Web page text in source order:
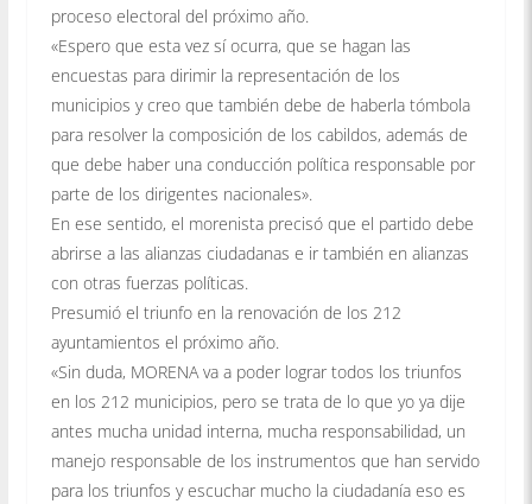
proceso electoral del próximo año.
«Espero que esta vez sí ocurra, que se hagan las
encuestas para dirimir la representación de los
municipios y creo que también debe de haberla tómbola
para resolver la composición de los cabildos, además de
que debe haber una conducción política responsable por
parte de los dirigentes nacionales».
En ese sentido, el morenista precisó que el partido debe
abrirse a las alianzas ciudadanas e ir también en alianzas
con otras fuerzas políticas.
Presumió el triunfo en la renovación de los 212
ayuntamientos el próximo año.
«Sin duda, MORENA va a poder lograr todos los triunfos
en los 212 municipios, pero se trata de lo que yo ya dije
antes mucha unidad interna, mucha responsabilidad, un
manejo responsable de los instrumentos que han servido
para los triunfos y escuchar mucho la ciudadanía eso es